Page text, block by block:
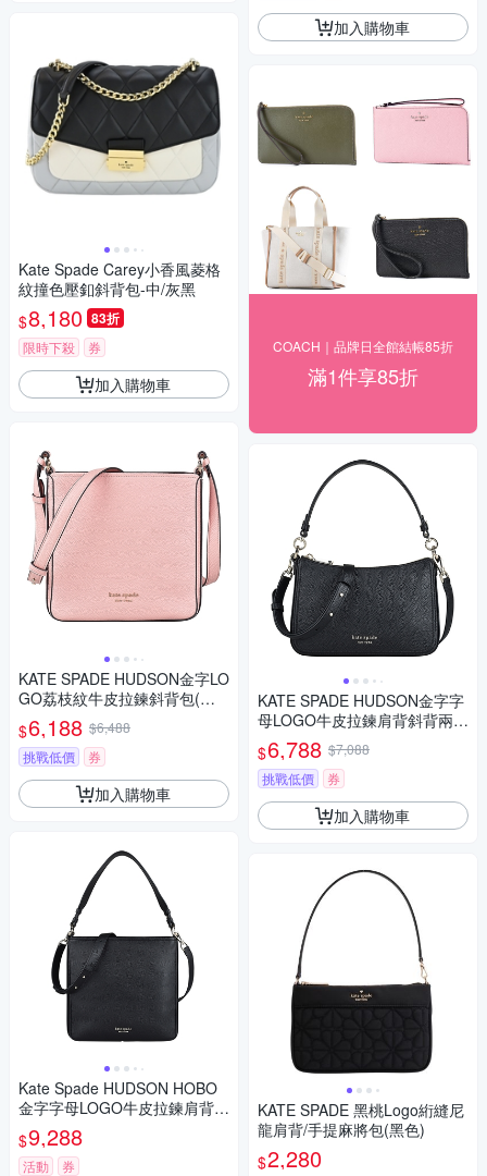
Kate Spade Carey小香風菱格
紋撞色壓釦斜背包-中/灰黑
$8,180 83折
限時下殺 券
加入購物車
KATE SPADE HUDSON金字LO
GO荔枝紋牛皮拉鍊斜背包(小/
玫瑰粉)
$6,188 $6,488
挑戰低價
券
加入購物車
Kate Spade HUDSON HOBO
金字字母LOGO牛皮拉鍊肩背斜
背兩用包(大/黑)
$9,288
活動 券
加入購物車
COACH｜品牌日全館結帳85折
滿1件享85折
KATE SPADE HUDSON金字字
母LOGO牛皮拉鍊肩背斜背兩用
包(中/黑)
$6,788 $7,088
挑戰低價
券
加入購物車
KATE SPADE 黑桃Logo絎縫尼
龍肩背/手提麻將包(黑色)
$2,280